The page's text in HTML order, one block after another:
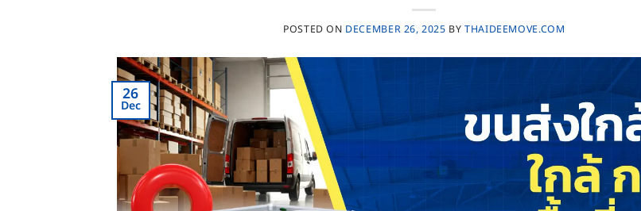
POSTED ON DECEMBER 26, 2025 BYTHAIDEEMOVE.COM
26
Dec